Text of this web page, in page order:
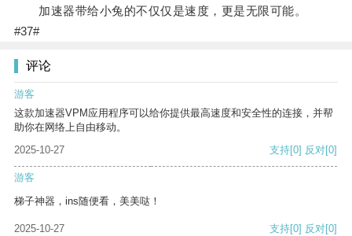
加速器带给小兔的不仅仅是速度，更是无限可能。
#37#
评论
游客
这款加速器VPM应用程序可以给你提供最高速度和安全性的连接，并帮
助你在网络上自由移动。
2025-10-27
支持[0] 反对[0]
游客
梯子神器，ins随便看，美美哒！
2025-10-27 支持[0] 反对[0]